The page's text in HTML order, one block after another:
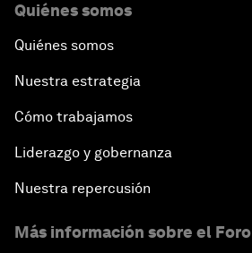
Quiénes somos
Quiénes somos
Nuestra estrategia
Cómo trabajamos
Liderazgo y gobernanza
Nuestra repercusión
Más información sobre el Foro